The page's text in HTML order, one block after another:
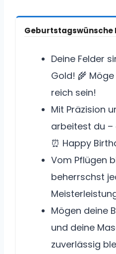
Geburtstagswünsche
Deine Felder
Gold! 🌾
reich sein!
Mit Präzision
arbeitest du –
⏰ Happy
Vom Pflügen
beherrschst
Mögen deine
und deine
zuverlässig